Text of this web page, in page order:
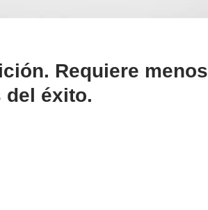
Requiere menos
éxito.